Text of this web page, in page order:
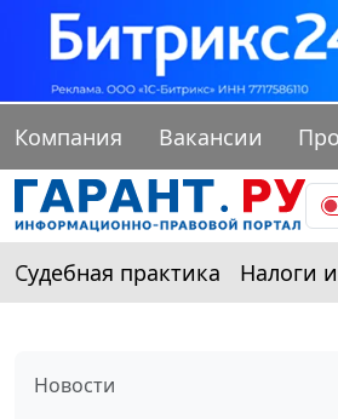
Компания Вакансии
Судебная практика Налоги
Новости